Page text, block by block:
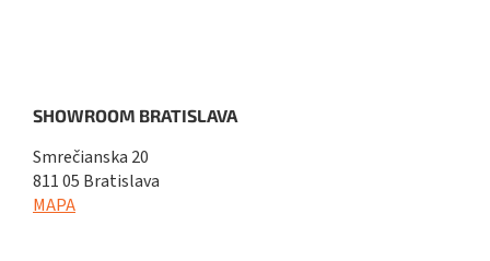
SHOWROOM BRATISLAVA
Smrečianska 20
811 05 Bratislava
MAPA